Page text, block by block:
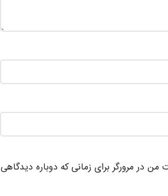
من در مرورگر برای زمانی که دوباره دیدگاهی